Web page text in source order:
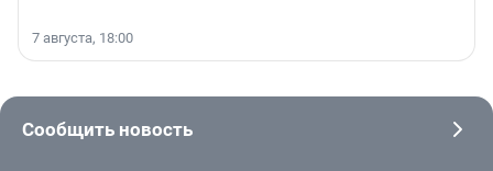
7 августа, 18:00
Сообщить новость